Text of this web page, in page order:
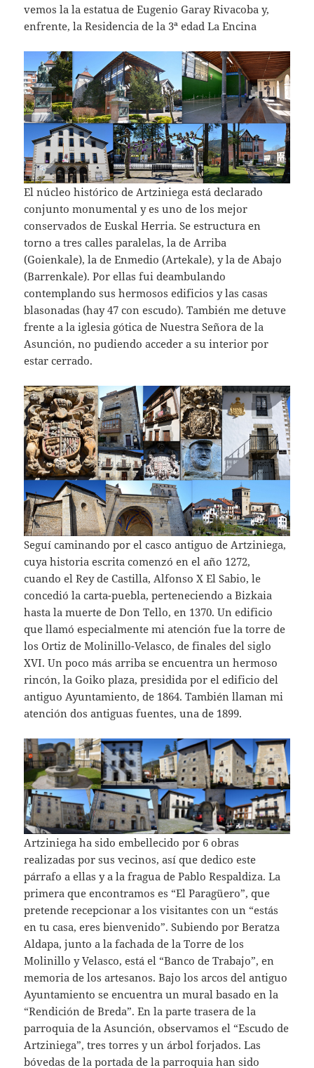
vemos la la estatua de Eugenio Garay Rivacoba y,
enfrente, la Residencia de la 3ª edad La Encina
El núcleo histórico de Artziniega está declarado
conjunto monumental y es uno de los mejor
conservados de Euskal Herria. Se estructura en
torno a tres calles paralelas, la de Arriba
(Goienkale), la de Enmedio (Artekale), y la de Abajo
(Barrenkale). Por ellas fui deambulando
contemplando sus hermosos edificios y las casas
blasonadas (hay 47 con escudo). También me detuve
frente a la iglesia gótica de Nuestra Señora de la
Asunción, no pudiendo acceder a su interior por
estar cerrado.
Seguí caminando por el casco antiguo de Artziniega,
cuya historia escrita comenzó en el año 1272,
cuando el Rey de Castilla, Alfonso X El Sabio, le
concedió la carta-puebla, perteneciendo a Bizkaia
hasta la muerte de Don Tello, en 1370. Un edificio
que llamó especialmente mi atención fue la torre de
los Ortiz de Molinillo-Velasco, de finales del siglo
XVI. Un poco más arriba se encuentra un hermoso
rincón, la Goiko plaza, presidida por el edificio del
antiguo Ayuntamiento, de 1864. También llaman mi
atención dos antiguas fuentes, una de 1899.
Artziniega ha sido embellecido por 6 obras
realizadas por sus vecinos, así que dedico este
párrafo a ellas y a la fragua de Pablo Respaldiza. La
primera que encontramos es “El Paragüero”, que
pretende recepcionar a los visitantes con un “estás
en tu casa, eres bienvenido”. Subiendo por Beratza
Aldapa, junto a la fachada de la Torre de los
Molinillo y Velasco, está el “Banco de Trabajo”, en
memoria de los artesanos. Bajo los arcos del antiguo
Ayuntamiento se encuentra un mural basado en la
“Rendición de Breda”. En la parte trasera de la
parroquia de la Asunción, observamos el “Escudo de
Artziniega”, tres torres y un árbol forjados. Las
bóvedas de la portada de la parroquia han sido